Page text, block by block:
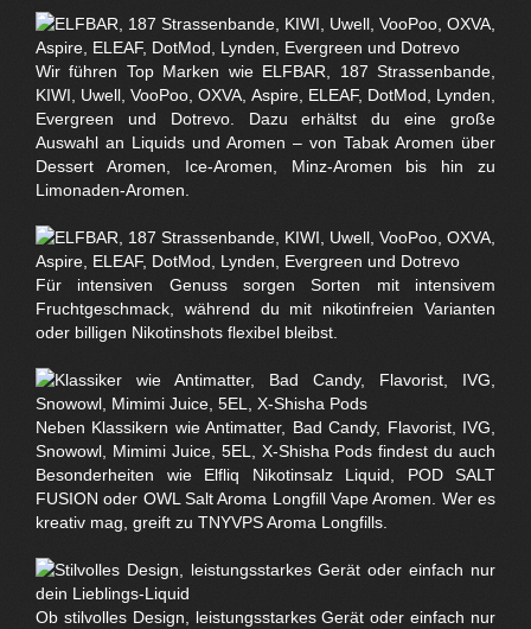
Wir führen Top Marken wie ELFBAR, 187 Strassenbande,
KIWI, Uwell, VooPoo, OXVA, Aspire, ELEAF, DotMod, Lynden,
Evergreen und Dotrevo. Dazu erhältst du eine große
Auswahl an Liquids und Aromen – von Tabak Aromen über
Dessert Aromen, Ice-Aromen, Minz-Aromen bis hin zu
Limonaden-Aromen.
Für intensiven Genuss sorgen Sorten mit intensivem
Fruchtgeschmack, während du mit nikotinfreien Varianten
oder billigen Nikotinshots flexibel bleibst.
Neben Klassikern wie Antimatter, Bad Candy, Flavorist, IVG,
Snowowl, Mimimi Juice, 5EL, X-Shisha Pods findest du auch
Besonderheiten wie Elfliq Nikotinsalz Liquid, POD SALT
FUSION oder OWL Salt Aroma Longfill Vape Aromen. Wer es
kreativ mag, greift zu TNYVPS Aroma Longfills.
Ob stilvolles Design, leistungsstarkes Gerät oder einfach nur